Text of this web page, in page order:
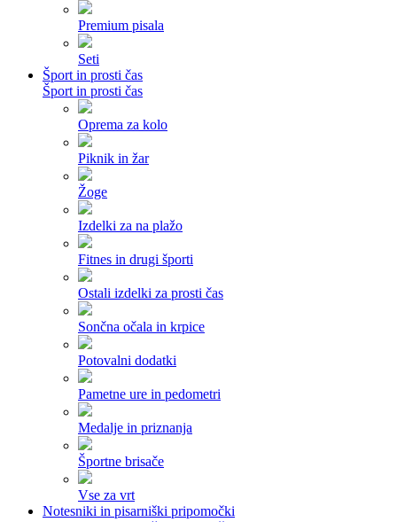
Premium pisala
Seti
Šport in prosti čas
Šport in prosti čas
Oprema za kolo
Piknik in žar
Žoge
Izdelki za na plažo
Fitnes in drugi športi
Ostali izdelki za prosti čas
Sončna očala in krpice
Potovalni dodatki
Pametne ure in pedometri
Medalje in priznanja
Športne brisače
Vse za vrt
Notesniki in pisarniški pripomočki